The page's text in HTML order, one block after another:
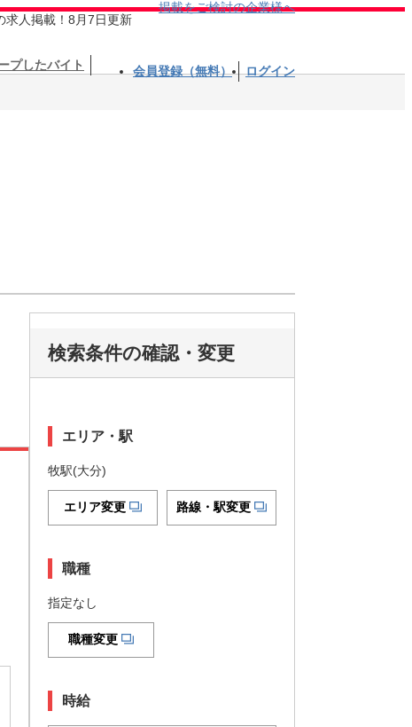
求人掲載！8月7日更新
掲載をご検討の企業様へ
プしたバイト 会員登録（無料） ログイン
検索条件の確認・変更
エリア・駅
牧駅(大分)
エリア変更 路線・駅変更
職種
指定なし
職種変更
時給